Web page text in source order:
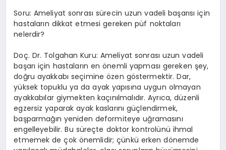
Soru: Ameliyat sonrası sürecin uzun vadeli başarısı için
hastaların dikkat etmesi gereken püf noktaları
nelerdir?
Doç. Dr. Tolgahan Kuru: Ameliyat sonrası uzun vadeli
başarı için hastaların en önemli yapması gereken şey,
doğru ayakkabı seçimine özen göstermektir. Dar,
yüksek topuklu ya da ayak yapısına uygun olmayan
ayakkabılar giymekten kaçınılmalıdır. Ayrıca, düzenli
egzersiz yaparak ayak kaslarını güçlendirmek,
başparmağın yeniden deformiteye uğramasını
engelleyebilir. Bu süreçte doktor kontrolünü ihmal
etmemek de çok önemlidir; çünkü erken dönemde